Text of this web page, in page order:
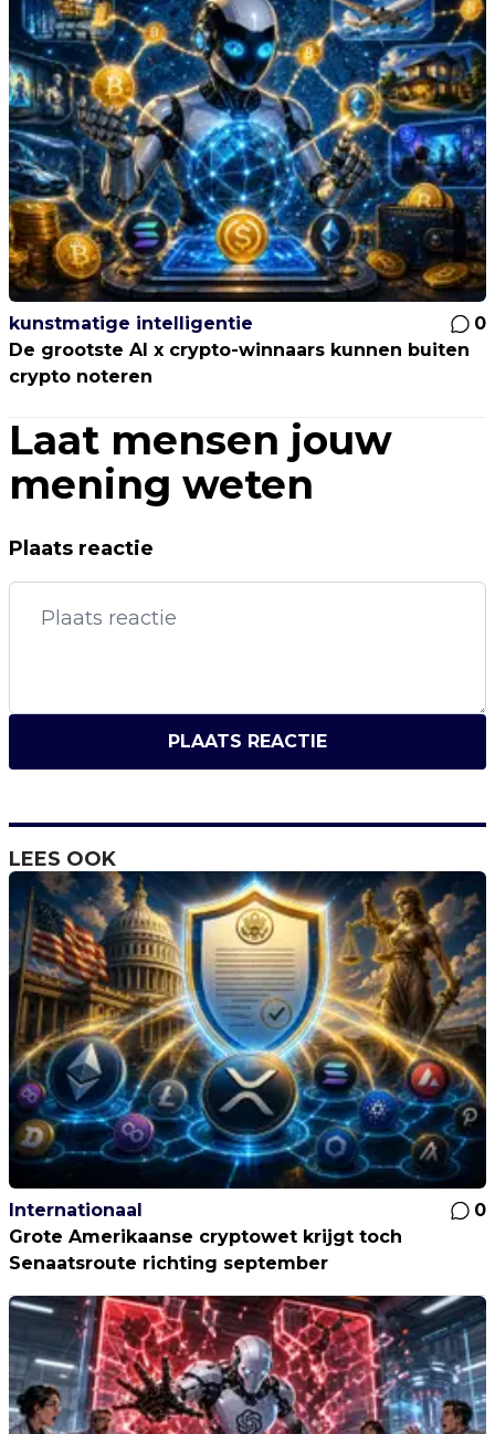
kunstmatige intelligentie
0
De grootste AI x crypto-winnaars kunnen buiten
crypto noteren
Laat mensen jouw
mening weten
Plaats reactie
PLAATS REACTIE
LEES OOK
Internationaal
0
Grote Amerikaanse cryptowet krijgt toch
Senaatsroute richting september